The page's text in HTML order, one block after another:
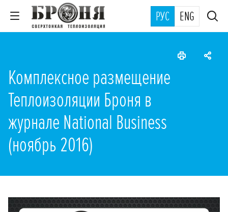
РУС ENG
Комплексное размещение
Теплоизоляции Броня в
журнале National Business
(ноябрь 2016)